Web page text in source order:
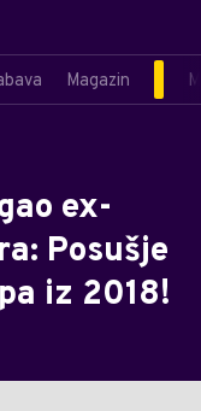
Magazin
ex-
Posušje
iz 2018!